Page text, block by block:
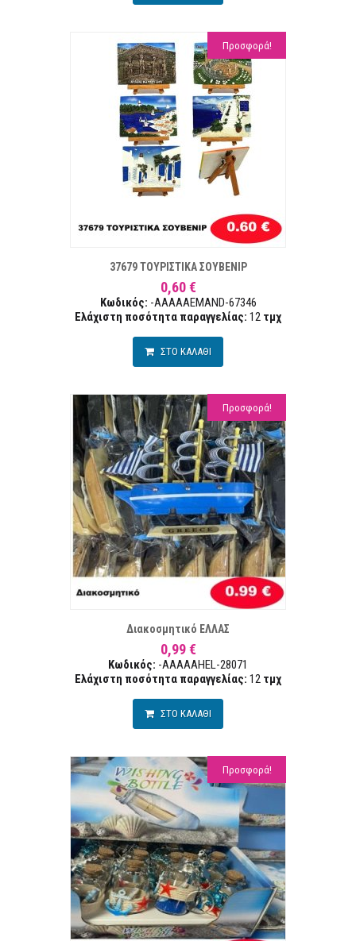
Προσφορά!
37679 ΤΟΥΡΙΣΤΙΚΑ ΣΟΥΒΕΝΙΡ
0,60 €
Κωδικός: -AAAAAEMAND-67346
Ελάχιστη ποσότητα παραγγελίας: 12 τμχ
ΣΤΟ ΚΑΛΑΘΙ
Προσφορά!
Διακοσμητικό ΕΛΛΑΣ
0,99 €
Κωδικός: -AAAAAHEL-28071
Ελάχιστη ποσότητα παραγγελίας: 12 τμχ
ΣΤΟ ΚΑΛΑΘΙ
Προσφορά!